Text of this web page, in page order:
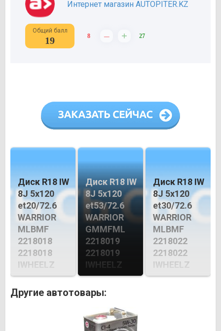
Интернет магазин AUTOPITER.KZ
Общий балл
19 8 – + 27
Диск R18 IW
8J 5х120
et20/72.6
WARRIOR
MLBMF
2218018
2218018
IWHEELZ
Диск R18 IW
8J 5х120
et53/72.6
WARRIOR
GMMFML
2218019
2218019
IWHEELZ
Диск R18 IW
8J 5х120
et30/72.6
WARRIOR
MLBMF
2218022
2218022
IWHEELZ
Другие автотовары: